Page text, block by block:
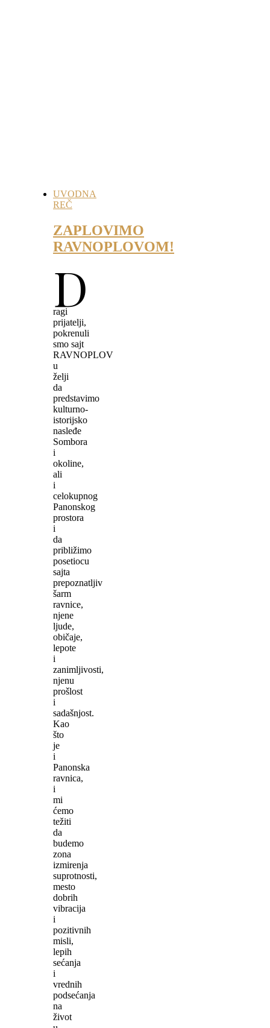
UVODNA
REČ
ZAPLOVIMO
RAVNOPLOVOM!
D
ragi
prijatelji,
pokrenuli
smo sajt
RAVNOPLOV
u
želji
da
predstavimo
kulturno-
istorijsko
nasleđe
Sombora
i
okoline,
ali
i
celokupnog
Panonskog
prostora
i
da
približimo
posetiocu
sajta
prepoznatljiv
šarm
ravnice,
njene
ljude,
običaje,
lepote
i
zanimljivosti,
njenu
prošlost
i
sadašnjost.
Kao
što
je
i
Panonska
ravnica,
i
mi
ćemo
težiti
da
budemo
zona
izmirenja
suprotnosti,
mesto
dobrih
vibracija
i
pozitivnih
misli,
lepih
sećanja
i
vrednih
podsećanja
na
život